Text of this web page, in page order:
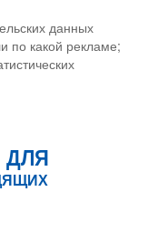
данных
по какой рекламе;